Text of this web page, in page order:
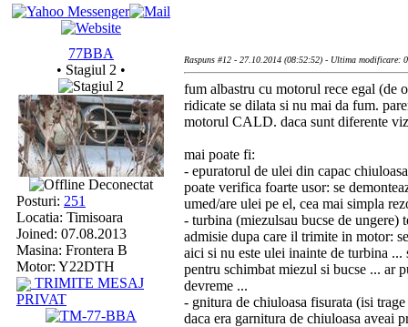
77BBA
• Stagiul 2 •
Deconectat
Posturi: 251
Locatia: Timisoara
Joined: 07.08.2013
Masina: Frontera B
Motor: Y22DTH
TRIMITE MESAJ
PRIVAT
Raspuns #12 - 27.10.2014 (08:52:52) - Ultima modificare:
fum albastru cu motorul rece egal (de
ridicate se dilata si nu mai da fum.
motorul CALD. daca sunt diferente
mai poate fi:
- epuratorul de ulei din capac
poate verifica foarte usor: se
umed/are ulei pe el, cea mai simpla
- turbina (miezulsau bucse de
admisie dupa care il trimite in motor:
aici si nu este ulei inainte de turbina
pentru schimbat miezul si bucse ... ar
devreme ...
- gnitura de chiuloasa fisurata (isi
daca era garnitura de chiuloasa aveai